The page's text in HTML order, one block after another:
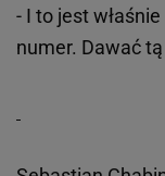
- I to jest
numer. Dawać